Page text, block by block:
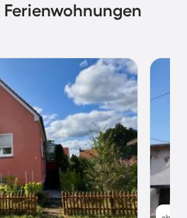
Ferienwohnungen